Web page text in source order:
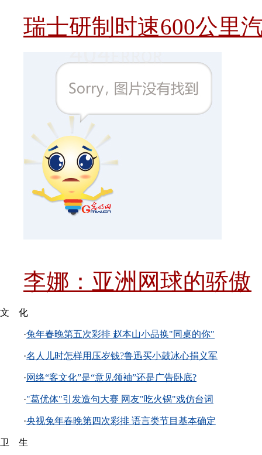
瑞士研制时速600公里
李娜：亚洲网球的骄傲
文 化
·兔年春晚第五次彩排 赵本山小品换"同桌的你"
·名人儿时怎样用压岁钱?鲁迅买小鼓冰心捐义军
·网络“客文化”是“意见领袖”还是广告卧底?
·"葛优体"引发造句大赛 网友"吃火锅"戏仿台词
·央视兔年春晚第四次彩排 语言类节目基本确定
卫 生